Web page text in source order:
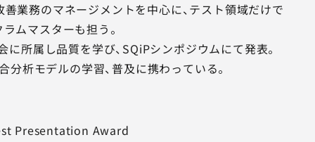
業務のマネージメントを中心に、テスト領域だけで
ムマスターも担う。
所属し品質を学び、SQiPシンポジウムにて発表。
析モデルの学習、普及に携わっている。
Presentation Award